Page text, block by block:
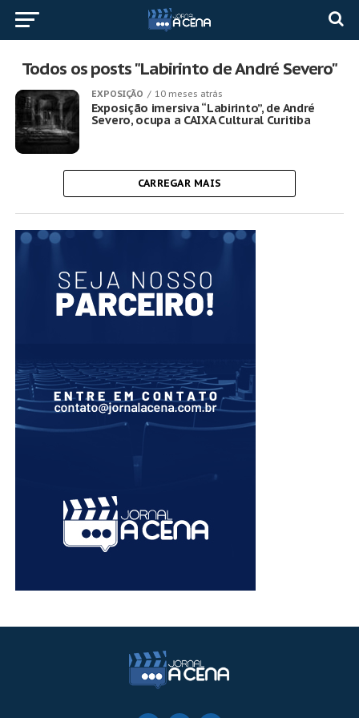
Todos os posts "Labirinto de André Severo"
EXPOSIÇÃO 10 meses atrás
Exposição imersiva “Labirinto”, de André
Severo, ocupa a CAIXA Cultural Curitiba
CARREGAR MAIS